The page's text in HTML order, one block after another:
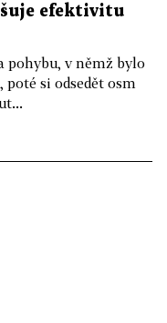
efektivitu
pohybu, v němž bylo
si odsedět osm